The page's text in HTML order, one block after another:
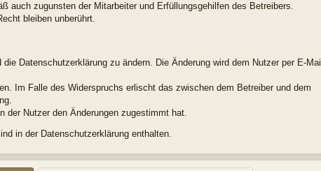
auch zugunsten der Mitarbeiter und Erfüllungsgehilfen des Betreibers.
bleiben unberührt.
Datenschutzerklärung zu ändern. Die Änderung wird dem Nutzer per E-Mail
Im Falle des Widerspruchs erlischt das zwischen dem Betreiber und dem
der Nutzer den Änderungen zugestimmt hat.
in der Datenschutzerklärung enthalten.